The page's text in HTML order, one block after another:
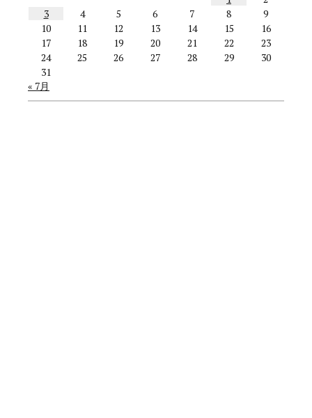
3
4 5 6 7 8
9
10
11 12 13 14 15
16
17
18 19 20 21 22
23
24
25 26 27 28 29
30
31
« 7月